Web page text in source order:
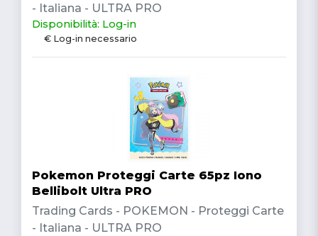
- Italiana - ULTRA PRO
Disponibilità: Log-in
€ Log-in necessario
Pokemon Proteggi Carte 65pz Iono
Bellibolt Ultra PRO
Trading Cards - POKEMON - Proteggi Carte
- Italiana - ULTRA PRO